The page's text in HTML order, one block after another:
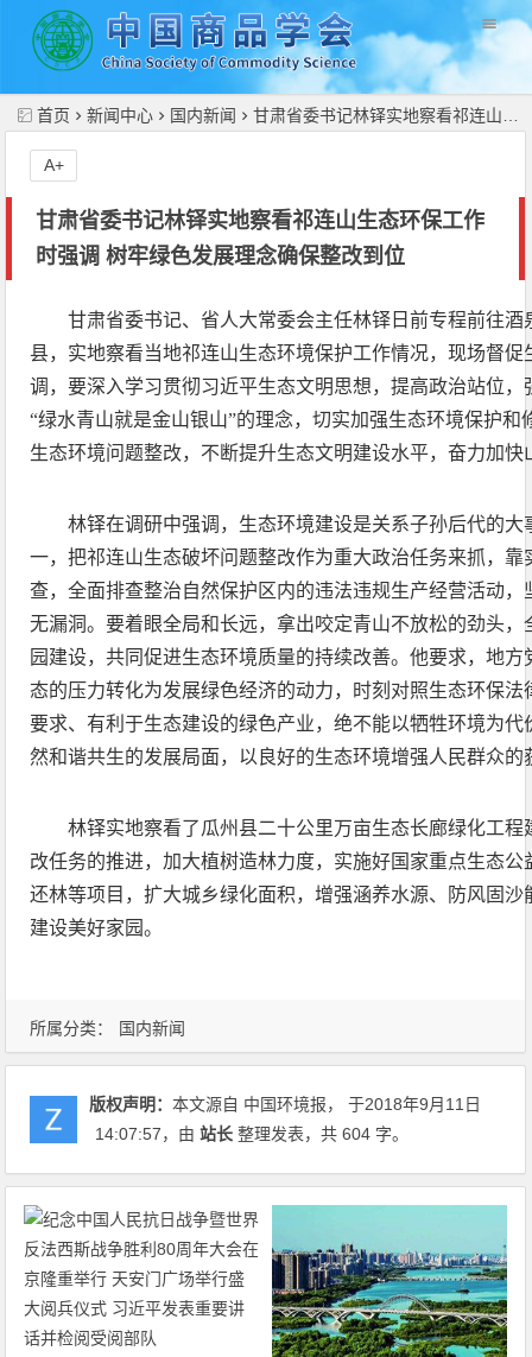
首页 新闻中心 国内新闻 甘肃省委书记林铎实地察看祁连山生态环保工作时强调 树牢绿色发展理念确保整改到位
甘肃省委书记林铎实地察看祁连山生态环保工作
时强调 树牢绿色发展理念确保整改到位
A+
所属分类： 国内新闻
甘肃省委书记、省人大常委会主任林铎日前专程前往
县，实地察看当地祁连山生态环境保护工作情况，现场督
调，要深入学习贯彻习近平生态文明思想，提高政治站位
“绿水青山就是金山银山”的理念，切实加强生态环境保护和
生态环境问题整改，不断提升生态文明建设水平，奋力加
林铎在调研中强调，生态环境建设是关系子孙后代的
一，把祁连山生态破坏问题整改作为重大政治任务来抓，
查，全面排查整治自然保护区内的违法违规生产经营活动
无漏洞。要着眼全局和长远，拿出咬定青山不放松的劲头
园建设，共同促进生态环境质量的持续改善。他要求，地
态的压力转化为发展绿色经济的动力，时刻对照生态环保
要求、有利于生态建设的绿色产业，绝不能以牺牲环境为
然和谐共生的发展局面，以良好的生态环境增强人民群众的
林铎实地察看了瓜州县二十公里万亩生态长廊绿化工
改任务的推进，加大植树造林力度，实施好国家重点生态公
还林等项目，扩大城乡绿化面积，增强涵养水源、防风固
建设美好家园。
版权声明：本文源自 中国环境报， 于2018年9月11日
14:07:57，由站长 整理发表，共 604 字。